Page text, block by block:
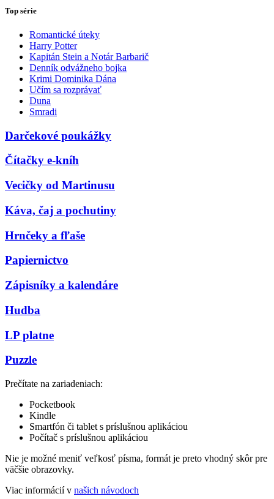
Top série
Romantické úteky
Harry Potter
Kapitán Stein a Notár Barbarič
Denník odvážneho bojka
Krimi Dominika Dána
Učím sa rozprávať
Duna
Smradi
Darčekové poukážky
Čítačky e-kníh
Vecičky od Martinusu
Káva, čaj a pochutiny
Hrnčeky a fľaše
Papiernictvo
Zápisníky a kalendáre
Hudba
LP platne
Puzzle
Prečítate na zariadeniach:
Pocketbook
Kindle
Smartfón či tablet s príslušnou aplikáciou
Počítač s príslušnou aplikáciou
Nie je možné meniť veľkosť písma, formát je preto vhodný skôr pre
väčšie obrazovky.
Viac informácií v našich návodoch